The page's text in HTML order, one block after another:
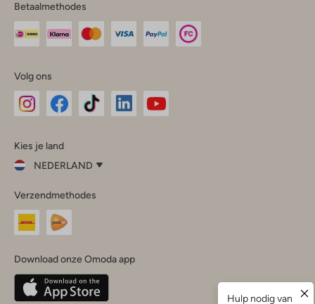
Betaalmethodes
Volg ons
InstagramFacebook
Kies je land
NEDERLAND
je
land
Nederland
Belgique(Français)
Deutschland
Verzendmethodes
Download onze Omoda app